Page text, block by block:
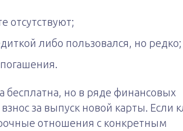
отсутствуют;
либо пользовался, но редко;
но в ряде финансовых
за выпуск новой карты. Если
отношения с конкретным